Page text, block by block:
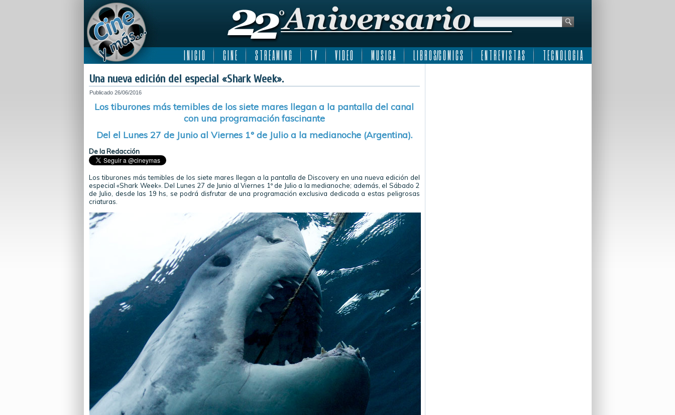
I N I C I O C I N E S T R E A M I N G T V V I D E O M U S I C A L I B R O S/C O M I C S E N T R E V I S T A S T E C N O L O G I A
Una nueva edición del especial «Shark Week».
Publicado 26/06/2016
Los tiburones más temibles de los siete mares llegan a la pantalla del canal
con una programación fascinante
Del el Lunes 27 de Junio al Viernes 1° de Julio a la medianoche (Argentina).
De la Redacción
Los tiburones más temibles de los siete mares llegan a la pantalla de Discovery en una nueva edición del
especial «Shark Week». Del Lunes 27 de Junio al Viernes 1º de Julio a la medianoche; además, el Sábado 2
de Julio, desde las 19 hs, se podrá disfrutar de una programación exclusiva dedicada a estas peligrosas
criaturas.